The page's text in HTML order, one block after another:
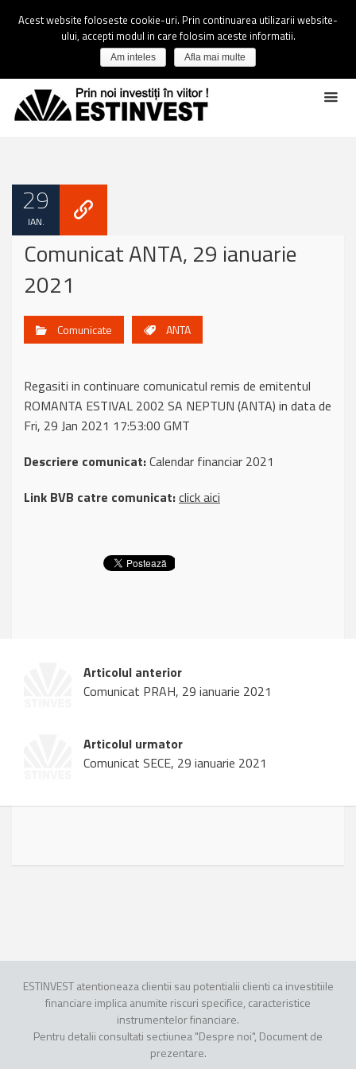
29
IAN.
Comunicat ANTA, 29 ianuarie
2021
Comunicate ANTA
Regasiti in continuare comunicatul remis de emitentul
ROMANTA ESTIVAL 2002 SA NEPTUN (ANTA) in data de
Fri, 29 Jan 2021 17:53:00 GMT
Descriere comunicat:Calendar financiar 2021
Link BVB catre comunicat:click aici
Articolul anterior
Comunicat PRAH, 29 ianuarie 2021
Articolul urmator
Comunicat SECE, 29 ianuarie 2021
ESTINVEST atentioneaza clientii sau potentialii clienti ca investitiile
financiare implica anumite riscuri specifice, caracteristice
instrumentelor financiare.
Pentru detalii consultati sectiunea "Despre noi", Document de
prezentare.
Acest website foloseste cookie-uri. Prin continuarea utilizarii website-
ului, accepti modul in care folosim aceste informatii.
Am inteles Afla mai multe